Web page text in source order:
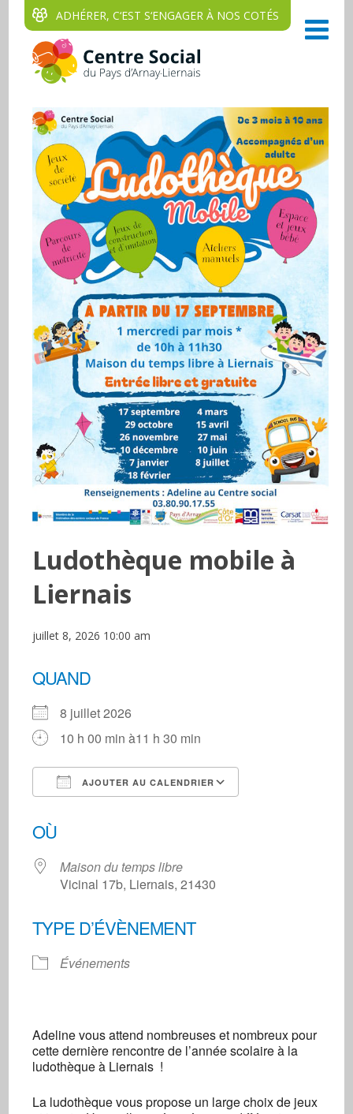
ADHÉRER, C‘EST S‘ENGAGER À NOS COTÉS
Ludothèque mobile à
Liernais
juillet 8, 2026 10:00 am
QUAND
8 juillet 2026
10 h 00 min à11 h 30 min
AJOUTER AU CALENDRIER
OÙ
Maison du temps libre
Vicinal 17b, Liernais, 21430
TYPE D’ÉVÈNEMENT
Événements
Maison du temps libre
Adeline vous attend nombreuses et nombreux pour
cette dernière rencontre de l’année scolaire à la
ludothèque à Liernais !
La ludothèque vous propose un large choix de jeux